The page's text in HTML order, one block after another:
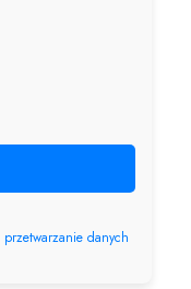
przetwarzanie danych